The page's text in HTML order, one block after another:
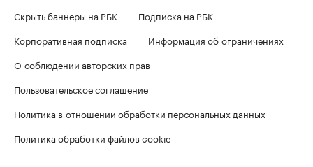
Скрыть баннеры на РБК
Подписка на РБК
Корпоративная подписка
Информация об ограничениях
О соблюдении авторских прав
Пользовательское соглашение
Политика в отношении обработки персональных данных
Политика обработки файлов cookie